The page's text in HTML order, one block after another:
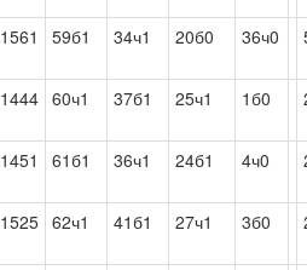
1561 59б1 34ч1 20б0 36ч0
1444 60ч1 37б1 25ч1 1б0
1451 61б1 36ч1 24б1 4ч0
1525 62ч1 41б1 27ч1 3б0